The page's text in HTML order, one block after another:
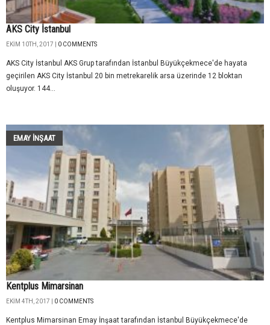
AKS City İstanbul
EKIM 10TH, 2017 | 0 COMMENTS
AKS City İstanbul AKS Grup tarafından İstanbul Büyükçekmece'de hayata
geçirilen AKS City İstanbul 20 bin metrekarelik arsa üzerinde 12 bloktan
oluşuyor. 144...
EMAY İNŞAAT
Kentplus Mimarsinan
EKIM 4TH, 2017 | 0 COMMENTS
Kentplus Mimarsinan Emay İnşaat tarafından İstanbul Büyükçekmece'de